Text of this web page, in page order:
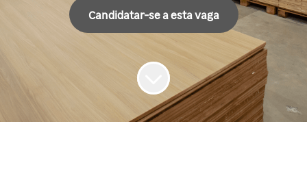
Candidatar-se a esta vaga